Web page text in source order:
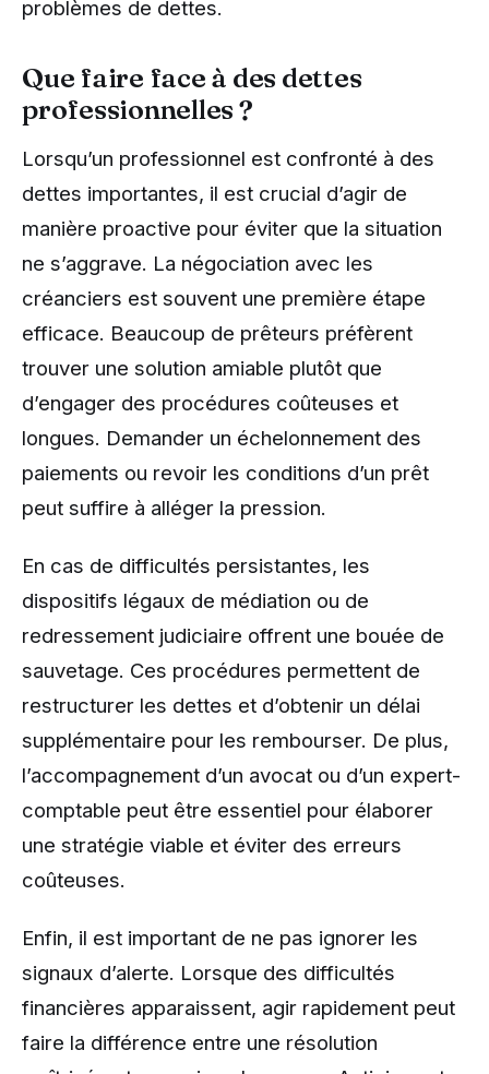
problèmes de dettes.
Que faire face à des dettes
professionnelles ?
Lorsqu’un professionnel est confronté à des
dettes importantes, il est crucial d’agir de
manière proactive pour éviter que la situation
ne s’aggrave. La négociation avec les
créanciers est souvent une première étape
efficace. Beaucoup de prêteurs préfèrent
trouver une solution amiable plutôt que
d’engager des procédures coûteuses et
longues. Demander un échelonnement des
paiements ou revoir les conditions d’un prêt
peut suffire à alléger la pression.
En cas de difficultés persistantes, les
dispositifs légaux de médiation ou de
redressement judiciaire offrent une bouée de
sauvetage. Ces procédures permettent de
restructurer les dettes et d’obtenir un délai
supplémentaire pour les rembourser. De plus,
l’accompagnement d’un avocat ou d’un expert-
comptable peut être essentiel pour élaborer
une stratégie viable et éviter des erreurs
coûteuses.
Enfin, il est important de ne pas ignorer les
signaux d’alerte. Lorsque des difficultés
financières apparaissent, agir rapidement peut
faire la différence entre une résolution